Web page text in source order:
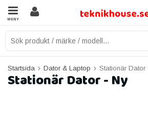
MENY
Startsida Dator & Laptop Stationär Dator
Stationär Dator - Ny